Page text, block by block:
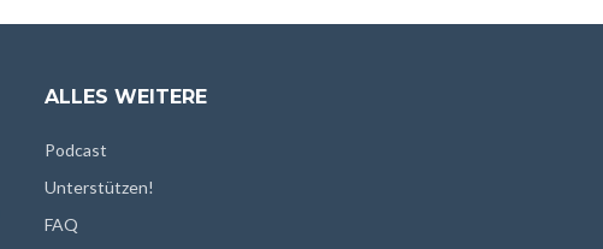
ALLES WEITERE
Podcast
Unterstützen!
FAQ